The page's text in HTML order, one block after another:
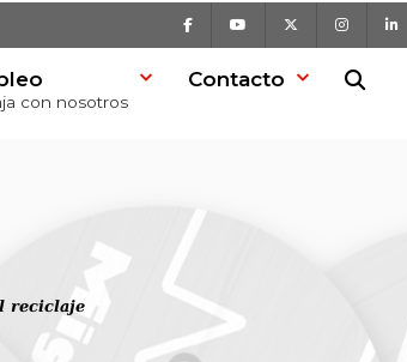
Facebook Youtube
con nosotros
Contacto
reciclaje